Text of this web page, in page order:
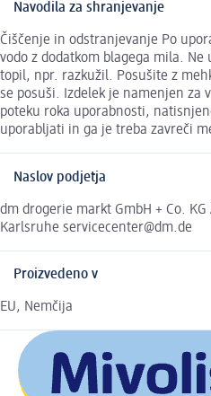
Navodila za shranjevanje
Čiščenje in odstranjevanje Po
vodo z dodatkom blagega mila.
topil, npr. razkužil. Posušite z
se posuši. Izdelek je namenjen za
poteku roka uporabnosti,
uporabljati in ga je treba zavreči
Naslov podjetja
dm drogerie markt GmbH + Co. KG
Karlsruhe servicecenter@dm.de
Proizvedeno v
EU, Nemčija